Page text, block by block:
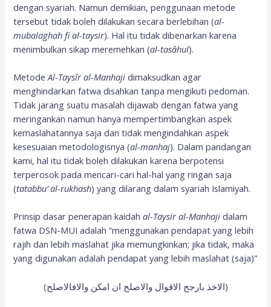
dengan syariah. Namun demikian, penggunaan metode
tersebut tidak boleh dilakukan secara berlebihan (al-
mubalaghah fi al-taysir). Hal itu tidak dibenarkan karena
menimbulkan sikap meremehkan (al-tasâhul).
MetodeAl-Taysîr al-Manhaji dimaksudkan agar
menghindarkan fatwa disahkan tanpa mengikuti pedoman.
Tidak jarang suatu masalah dijawab dengan fatwa yang
meringankan namun hanya mempertimbangkan aspek
kemaslahatannya saja dan tidak mengindahkan aspek
kesesuaian metodologisnya (al-manhaj). Dalam pandangan
kami, hal itu tidak boleh dilakukan karena berpotensi
terperosok pada mencari-cari hal-hal yang ringan saja
(tatabbu’ al-rukhash) yang dilarang dalam syariah Islamiyah.
Prinsip dasar penerapan kaidahal-Taysir al-Manhaji dalam
fatwa DSN-MUI adalah “menggunakan pendapat yang lebih
rajih dan lebih maslahat jika memungkinkan; jika tidak, maka
yang digunakan adalah pendapat yang lebih maslahat (saja)”
(الاخذ بارجح الاقوال والاصلح ان امكن والافالاصلح)